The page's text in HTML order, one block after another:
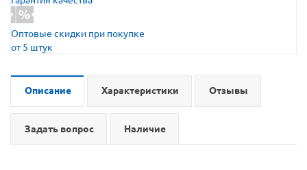
Оптовые скидки при покупке
от 5 штук
Описание Характеристики Отзывы
Задать вопрос Наличие